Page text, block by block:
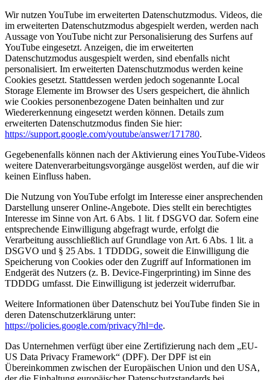
Wir nutzen YouTube im erweiterten Datenschutzmodus. Videos, die
im erweiterten Datenschutzmodus abgespielt werden, werden nach
Aussage von YouTube nicht zur Personalisierung des Surfens auf
YouTube eingesetzt. Anzeigen, die im erweiterten
Datenschutzmodus ausgespielt werden, sind ebenfalls nicht
personalisiert. Im erweiterten Datenschutzmodus werden keine
Cookies gesetzt. Stattdessen werden jedoch sogenannte Local
Storage Elemente im Browser des Users gespeichert, die ähnlich
wie Cookies personenbezogene Daten beinhalten und zur
Wiedererkennung eingesetzt werden können. Details zum
erweiterten Datenschutzmodus finden Sie hier:
https://support.google.com/youtube/answer/171780.
Gegebenenfalls können nach der Aktivierung eines YouTube-Videos
weitere Datenverarbeitungsvorgänge ausgelöst werden, auf die wir
keinen Einfluss haben.
Die Nutzung von YouTube erfolgt im Interesse einer ansprechenden
Darstellung unserer Online-Angebote. Dies stellt ein berechtigtes
Interesse im Sinne von Art. 6 Abs. 1 lit. f DSGVO dar. Sofern eine
entsprechende Einwilligung abgefragt wurde, erfolgt die
Verarbeitung ausschließlich auf Grundlage von Art. 6 Abs. 1 lit. a
DSGVO und § 25 Abs. 1 TDDDG, soweit die Einwilligung die
Speicherung von Cookies oder den Zugriff auf Informationen im
Endgerät des Nutzers (z. B. Device-Fingerprinting) im Sinne des
TDDDG umfasst. Die Einwilligung ist jederzeit widerrufbar.
Weitere Informationen über Datenschutz bei YouTube finden Sie in
deren Datenschutzerklärung unter:
https://policies.google.com/privacy?hl=de.
Das Unternehmen verfügt über eine Zertifizierung nach dem „EU-
US Data Privacy Framework“ (DPF). Der DPF ist ein
Übereinkommen zwischen der Europäischen Union und den USA,